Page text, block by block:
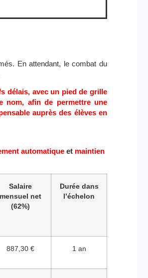
En attendant, le combat du
délais, avec un pied de grille
nom, afin de permettre une
auprès des élèves en
automatiqueet maintien
Salaire
mensuel net
(62%)
Durée dans
l’échelon
887,30 € 1 an